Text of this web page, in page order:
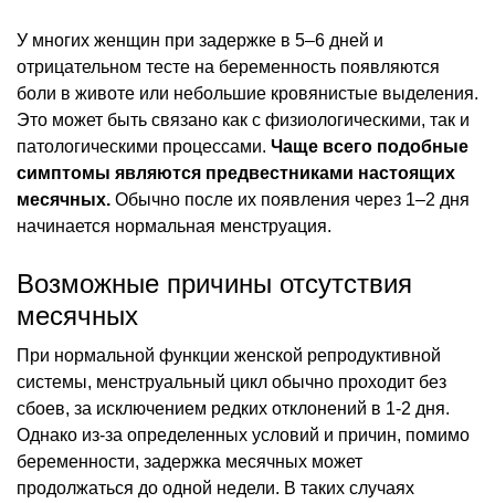
У многих женщин при задержке в 5–6 дней и
отрицательном тесте на беременность появляются
боли в животе или небольшие кровянистые выделения.
Это может быть связано как с физиологическими, так и
патологическими процессами. Чаще всего подобные
симптомы являются предвестниками настоящих
месячных. Обычно после их появления через 1–2 дня
начинается нормальная менструация.
Возможные причины отсутствия
месячных
При нормальной функции женской репродуктивной
системы, менструальный цикл обычно проходит без
сбоев, за исключением редких отклонений в 1-2 дня.
Однако из-за определенных условий и причин, помимо
беременности, задержка месячных может
продолжаться до одной недели. В таких случаях